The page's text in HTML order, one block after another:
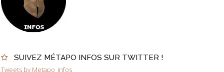
SUIVEZ MÉTAPO INFOS SUR TWITTER !
Tweets by Metapo_infos